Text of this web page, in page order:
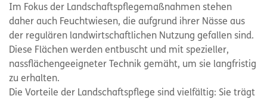
Im Fokus der Landschaftspflegemaßnahmen stehen
daher auch Feuchtwiesen, die aufgrund ihrer Nässe aus
der regulären landwirtschaftlichen Nutzung gefallen sind.
Diese Flächen werden entbuscht und mit spezieller,
nassflächengeeigneter Technik gemäht, um sie langfristig
zu erhalten.
Die Vorteile der Landschaftspflege sind vielfältig: Sie trägt